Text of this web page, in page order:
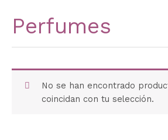
Perfumes
No se han encontrado
coincidan con tu selección.